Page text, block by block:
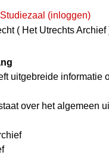
(inloggen)
( Het Utrechts Archief
uitgebreide informatie
over het algemeen